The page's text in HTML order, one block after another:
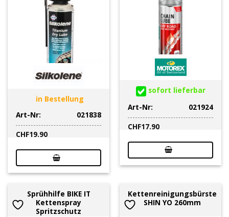
in Bestellung
Art-Nr:
021838
CHF19.90
sofort lieferbar
Art-Nr:
021924
CHF17.90
Sprühhilfe BIKE IT
Kettenspray
Spritzschutz
Kettenreinigungsbürste
SHIN YO 260mm